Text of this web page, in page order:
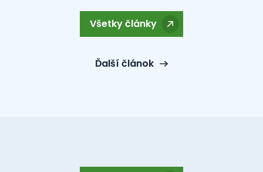
Všetky články
Ďalší článok